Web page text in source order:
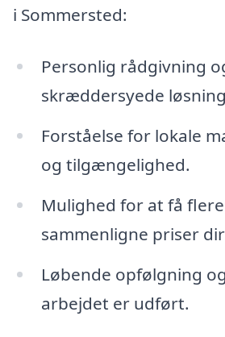
i Sommersted:
Personlig rådgivning
skræddersyede
Forståelse for lokale
og tilgængelighed.
Mulighed for at få
sammenligne priser
Løbende opfølgning
arbejdet er udført.